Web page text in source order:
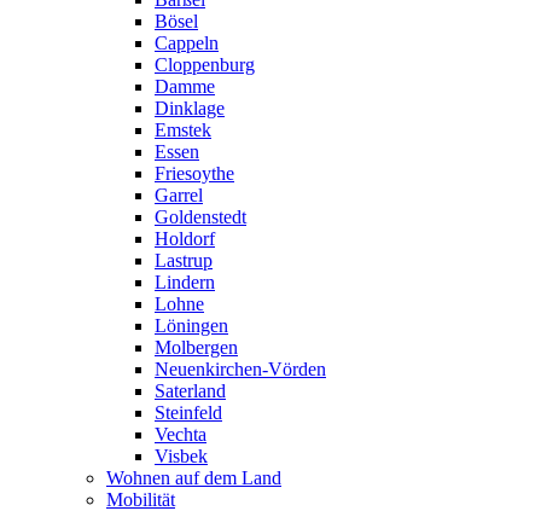
Bösel
Cappeln
Cloppenburg
Damme
Dinklage
Emstek
Essen
Friesoythe
Garrel
Goldenstedt
Holdorf
Lastrup
Lindern
Lohne
Löningen
Molbergen
Neuenkirchen-Vörden
Saterland
Steinfeld
Vechta
Visbek
Wohnen auf dem Land
Mobilität